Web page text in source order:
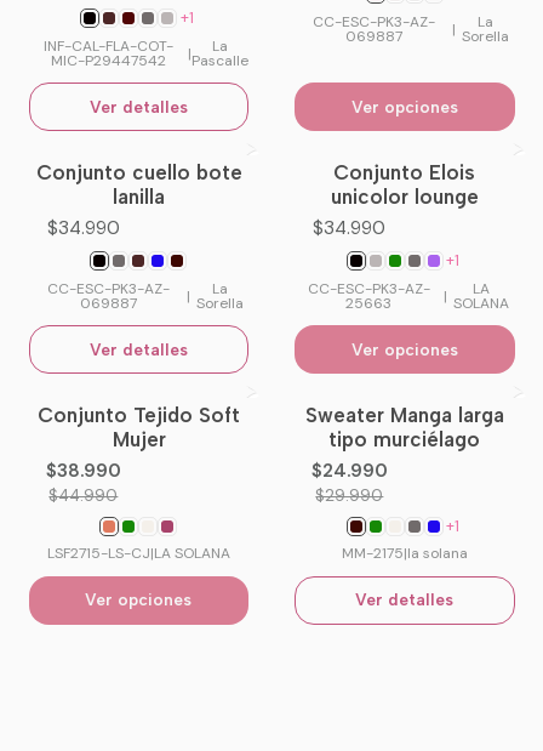
+1
INF-CAL-FLA-COT-
MIC-P29447542 | La
Pascalle
Ver detalles
CC-ESC-PK3-AZ-
069887 | La
Sorella
Ver opciones
No disponible
Conjunto cuello bote
lanilla
$34.990
CC-ESC-PK3-AZ-
069887 | La
Sorella
Ver detalles
Conjunto Elois
unicolor lounge
$34.990
+1
CC-ESC-PK3-AZ-
25663 | LA
SOLANA
Ver opciones
-13%OFF
Conjunto Tejido Soft
Mujer
$38.990
$44.990
LSF2715-LS-CJ|LA SOLANA
Ver opciones
-17%OFF
No disponible
Sweater Manga larga
tipo murciélago
$24.990
$29.990
+1
MM-2175|la solana
Ver detalles